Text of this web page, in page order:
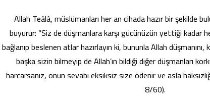
Allah Teâlâ, müslümanları her an cihada hazır bir şekilde
buyurur: “Siz de düşmanlara karşı gücünüzün yettiği kadar
bağlanıp beslenen atlar hazırlayın ki, bununla Allah düşmanını,
başka sizin bilmeyip de Allah’ın bildiği diğer düşmanları
harcarsanız, onun sevabı eksiksiz size ödenir ve asla
8/60).